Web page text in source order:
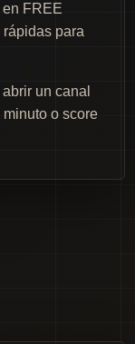
FREE
para
un canal
o score